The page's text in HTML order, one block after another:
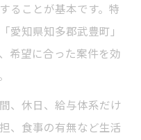
ることが基本です。特
愛知県知多郡武豊町」
希望に合った案件を効
、休日、給与体系だけ
、食事の有無など生活